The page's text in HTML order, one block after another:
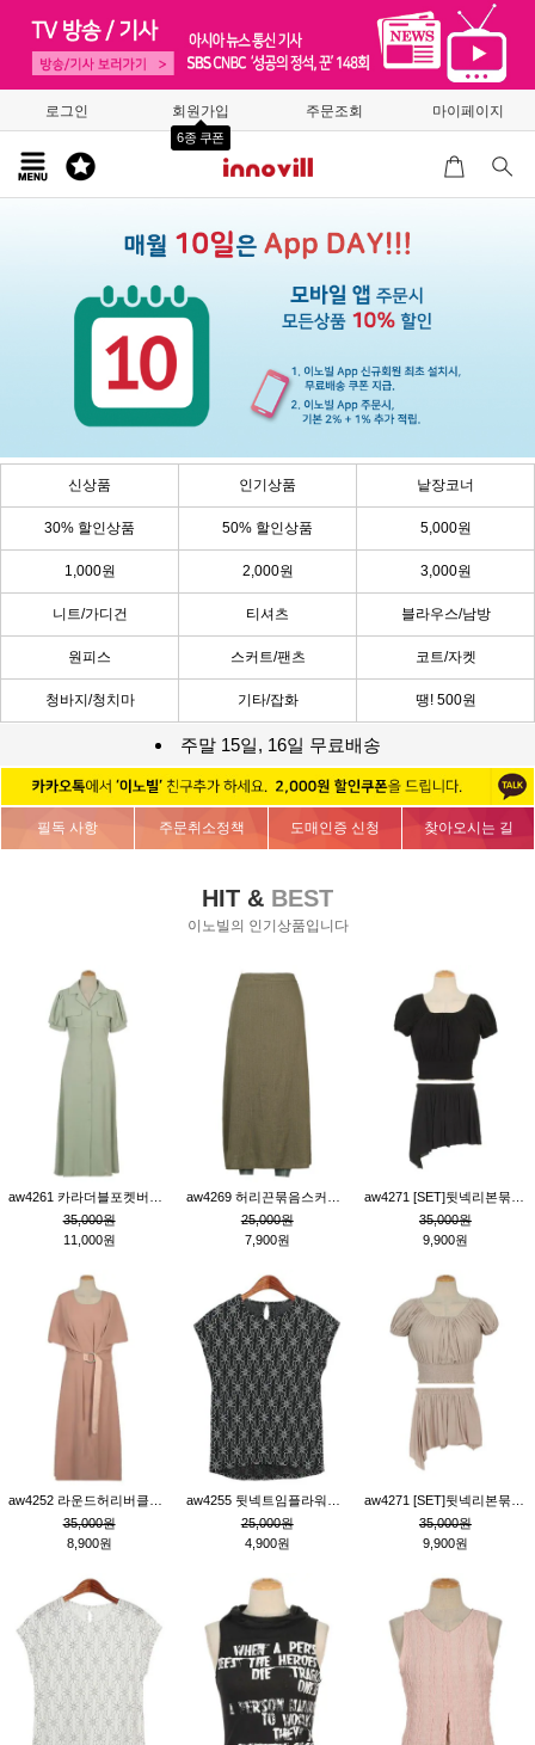
로그인 회원가입
6종 쿠폰
주문조회 마이페이지
신상품 인기상품 낱장코너
30% 할인상품 50% 할인상품 5,000원
1,000원 2,000원 3,000원
니트/가디건 티셔츠 블라우스/남방
원피스 스커트/팬츠 코트/자켓
청바지/청치마 기타/잡화 땡! 500원
주말 15일, 16일 무료배송
필독 사항 주문취소정책 도매인증 신청 찾아오시는 길
HIT & BEST
이노빌의 인기상품입니다
35,000원
11,000원
25,000원
7,900원
35,000원
9,900원
35,000원
8,900원
25,000원
4,900원
35,000원
9,900원